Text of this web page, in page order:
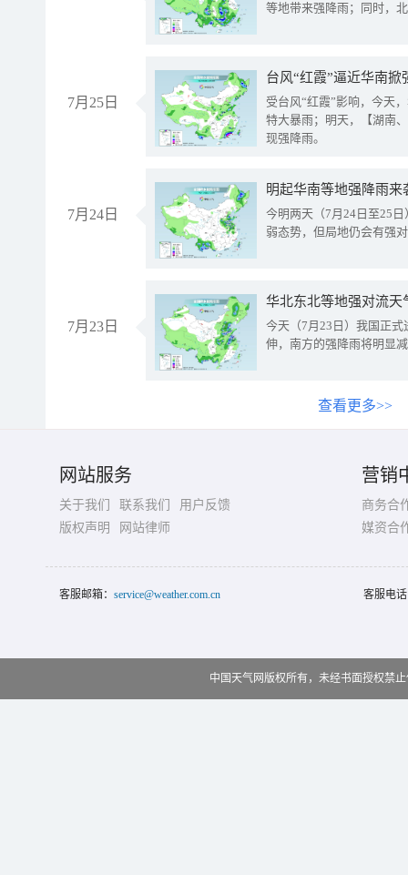
等地带来强降雨；同时，
7月25日
台风“红霞”逼近华南
受台风“红霞”影响，今天
特大暴雨；明天，【湖南
现强降雨。
7月24日
明起华南等地强降雨
今明两天（7月24日至25
弱态势，但局地仍会有强
7月23日
华北东北等地强对流天
今天（7月23日）我国正
伸，南方的强降雨将明显
查看更多>>
网站服务
关于我们 联系我们
用户反馈
版权声明
网站律师
营销
商务合
媒资合
客服邮箱： service@weather.com.cn 客服电
中国天气网版权所有，未经书面授权